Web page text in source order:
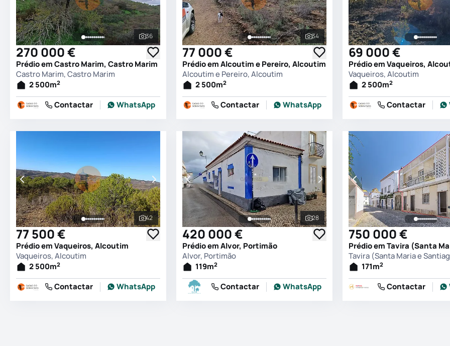
Ver todas as fotografias
36
270 000 €
Prédio em Castro Marim, Castro Marim
Castro Marim, Castro Marim
2 500m2
Contactar WhatsApp
Ver todas as fotografias
34
77 000 €
Prédio em Alcoutim e Pereiro, Alcoutim
Alcoutim e Pereiro, Alcoutim
2 500m2
Contactar WhatsApp
69 000 €
Prédio em Vaqueiros,
Vaqueiros, Alcoutim
2 500m2
Contactar
Ver todas as fotografias
42
77 500 €
Prédio em Vaqueiros, Alcoutim
Vaqueiros, Alcoutim
2 500m2
Contactar WhatsApp
Ver todas as fotografias
28
420 000 €
Prédio em Alvor, Portimão
Alvor, Portimão
119m2
Contactar WhatsApp
750 000 €
Tavira (Santa Maria e
171m2
Contactar